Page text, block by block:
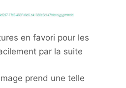
en favori pour les
par la suite
prend une telle